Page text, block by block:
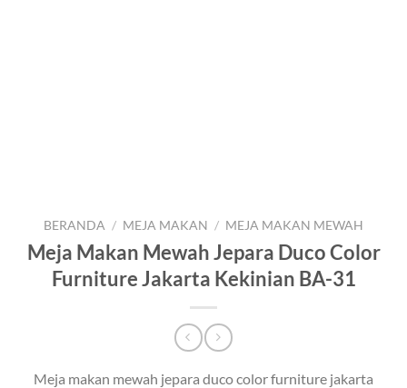
BERANDA / MEJA MAKAN / MEJA MAKAN MEWAH
Meja Makan Mewah Jepara Duco Color
Furniture Jakarta Kekinian BA-31
Meja makan mewah jepara duco color furniture jakarta